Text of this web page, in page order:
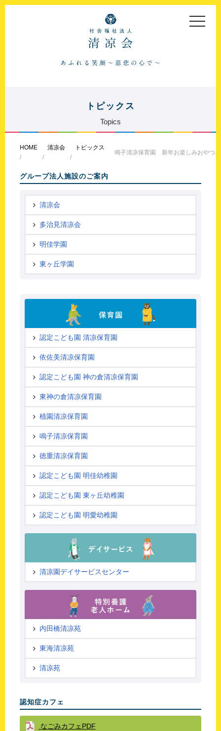
toggle
トピックス
Topics
HOME 清凉会 トピックス
鳴子清凉保育園 新年お楽しみおやつ♪
グループ法人施設のご案内
清凉会
多治見清凉会
明佳学園
東ヶ丘学園
認定こども園 清凉保育園
依佐美清凉保育園
認定こども園 神の倉清凉保育園
東神の倉清凉保育園
植園清凉保育園
鳴子清凉保育園
徳重清凉保育園
認定こども園 明佳幼稚園
認定こども園 東ヶ丘幼稚園
認定こども園 明愛幼稚園
清凉園デイサービスセンター
内田橋清凉苑
東海清凉苑
清凉苑
認知症カフェ
なごみカフェPDF